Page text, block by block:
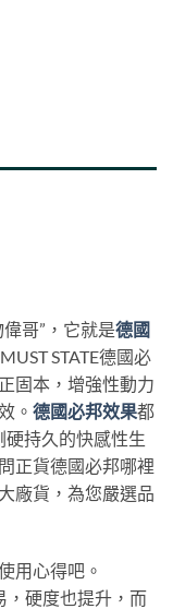
哥”，它就是德國
STATE德國必
固本，增強性動力
。 德國必邦效果都
持久的快感性生
正貨德國必邦哪裡
廠貨，為您嚴選品
用心得吧。
，硬度也提升，而